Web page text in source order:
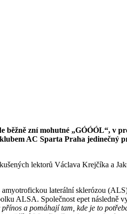
zní mohutné „GÓÓÓL“, v
AC Sparta Praha jedinečný
lektorů Václava Krejčíka a
laterální sklerózou
ALSA. Společnost epet následně
a pomáhají tam, kde je to